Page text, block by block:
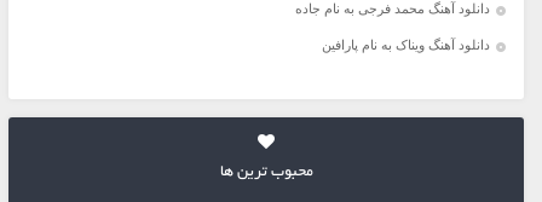
دانلود آهنگ محمد فرجی به نام جاده
دانلود آهنگ ویناک به نام پارافین
محبوب ترین ها